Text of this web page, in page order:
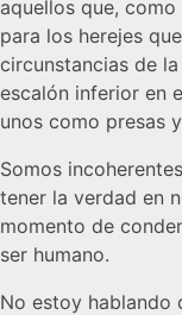
aquellos que,
para los herejes
circunstancias de
escalón inferior en
unos como presas
Somos
tener la verdad en
momento de
ser humano.
No estoy hablando